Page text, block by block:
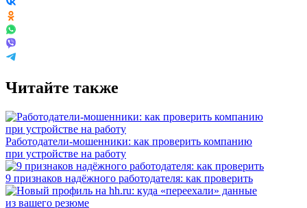
Читайте также
Работодатели-мошенники: как проверить компанию
при устройстве на работу
9 признаков надёжного работодателя: как проверить